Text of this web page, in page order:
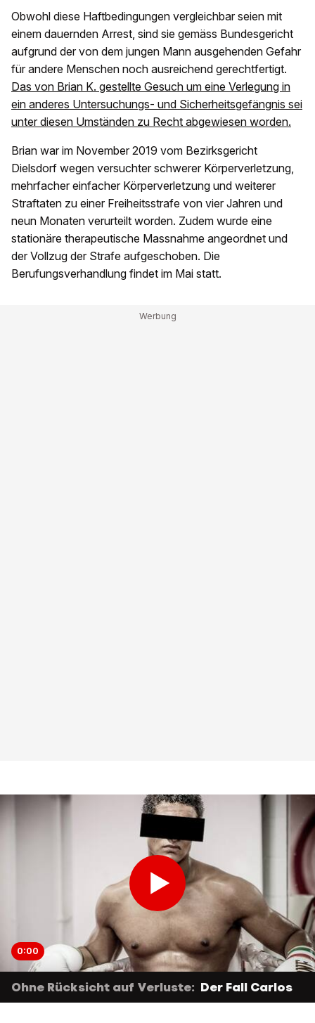
Obwohl diese Haftbedingungen vergleichbar seien mit
einem dauernden Arrest, sind sie gemäss Bundesgericht
aufgrund der von dem jungen Mann ausgehenden Gefahr
für andere Menschen noch ausreichend gerechtfertigt.
Das von Brian K. gestellte Gesuch um eine Verlegung in
ein anderes Untersuchungs- und Sicherheitsgefängnis sei
unter diesen Umständen zu Recht abgewiesen worden.
Brian war im November 2019 vom Bezirksgericht
Dielsdorf wegen versuchter schwerer Körperverletzung,
mehrfacher einfacher Körperverletzung und weiterer
Straftaten zu einer Freiheitsstrafe von vier Jahren und
neun Monaten verurteilt worden. Zudem wurde eine
stationäre therapeutische Massnahme angeordnet und
der Vollzug der Strafe aufgeschoben. Die
Berufungsverhandlung findet im Mai statt.
0:00
Ohne Rücksicht auf Verluste: Der Fall Carlos